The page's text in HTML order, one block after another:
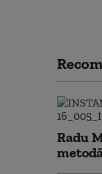
Radu